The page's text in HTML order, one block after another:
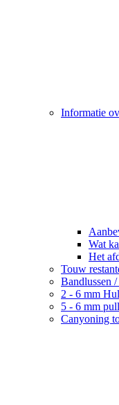
Informatie
Wat
Het
Touw
Bandlussen
2 - 6 mm
5 - 6 mm
Canyoning